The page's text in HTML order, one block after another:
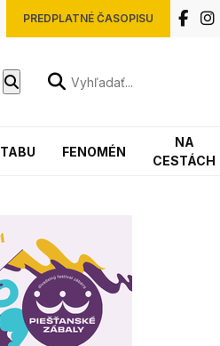
PREDPLATNÉ ČASOPISU
TABU FENOMÉN
NA
CESTÁCH